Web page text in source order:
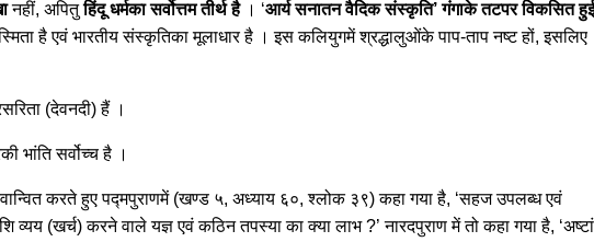
नहीं, अपितुहिंदू धर्मका सर्वोत्तम तीर्थ है। ‘आर्य सनातन वैदिक संस्कृति’ गंगाके तटपर विकसित हुई
है एवं भारतीय संस्कृतिका मूलाधार है । इस कलियुगमें श्रद्धालुओंके पाप-ताप नष्ट हों, इसलिए
(देवनदी) हैं ।
भांति सर्वोच्च है ।
करते हुए पद्मपुराणमें (खण्ड ५, अध्याय ६०, श्लोक ३९) कहा गया है, ‘सहज उपलब्ध एवं
व्यय (खर्च) करने वाले यज्ञ एवं कठिन तपस्या का क्या लाभ ?’ नारदपुराण में तो कहा गया है,